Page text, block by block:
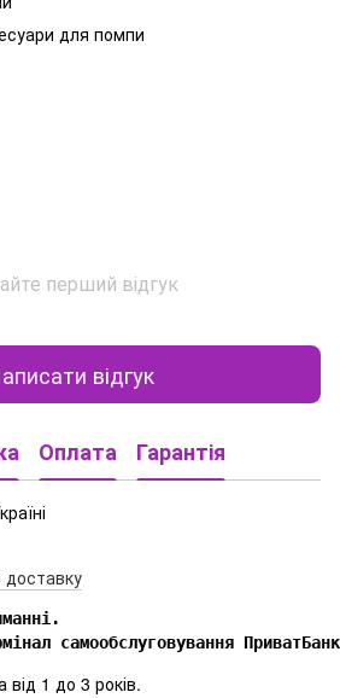
для помпи
перший відгук
відгук
Оплата Гарантія
доставку
самообслуговування ПриватБанк
від 1 до 3 років.